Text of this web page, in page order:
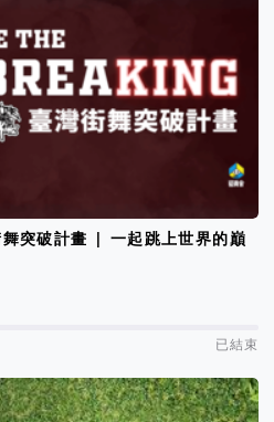
突破計畫 | 一起跳上世界的巔
已結束